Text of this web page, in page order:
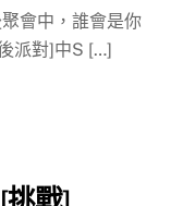
會中，誰會是你
派對]中S […]